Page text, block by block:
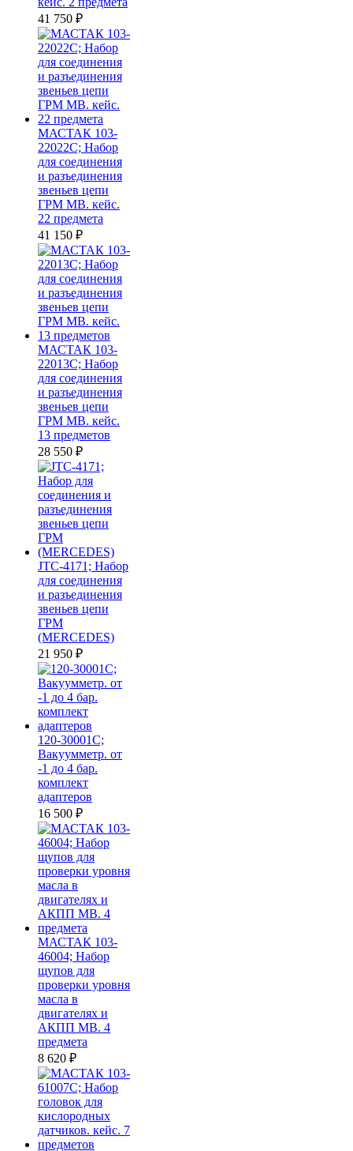
41 750 ₽
МАСТАК 103-
22022C; Набор
для соединения
и разъединения
звеньев цепи
ГРМ MB. кейс.
22 предмета
41 150 ₽
МАСТАК 103-
22013C; Набор
для соединения
и разъединения
звеньев цепи
ГРМ MB. кейс.
13 предметов
28 550 ₽
JTC-4171; Набор
для соединения
и разъединения
звеньев цепи
ГРМ
(MERCEDES)
21 950 ₽
120-30001C;
Вакуумметр. от
-1 до 4 бар.
комплект
адаптеров
16 500 ₽
МАСТАК 103-
46004; Набор
щупов для
проверки уровня
масла в
двигателях и
АКПП MB. 4
предмета
8 620 ₽